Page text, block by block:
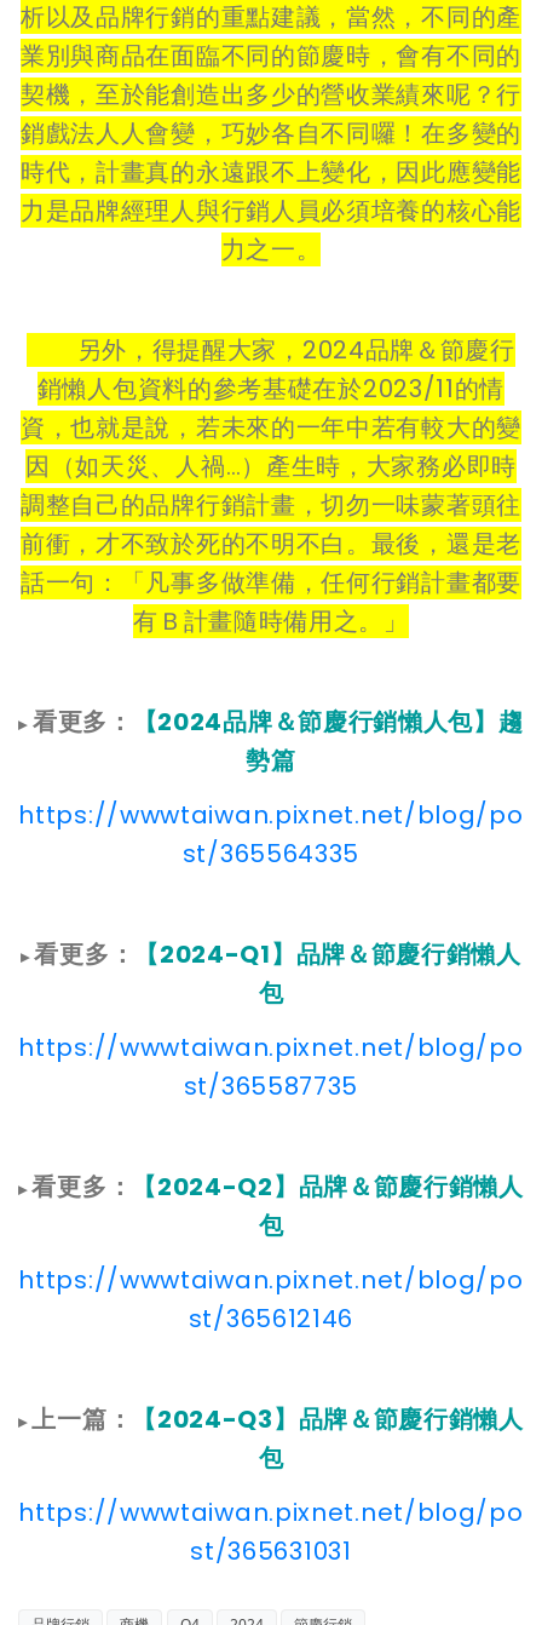
析以及品牌行銷的重點建議，當然，不同的產
業別與商品在面臨不同的節慶時，會有不同的
契機，至於能創造出多少的營收業績來呢？行
銷戲法人人會變，巧妙各自不同囉！在多變的
時代，計畫真的永遠跟不上變化，因此應變能
力是品牌經理人與行銷人員必須培養的核心能
力之一。
另外，得提醒大家， 2024品牌＆節慶行
銷懶人包資料的參考基礎在於2023/11的情
資，也就是說，若未來的一年中若有較大的變
因（如天災、人禍…）產生時，大家務必即時
調整自己的品牌行銷計畫，切勿一味蒙著頭往
前衝，才不致於死的不明不白。最後，還是老
話一句：「凡事多做準備，任何行銷計畫都要
有Ｂ計畫隨時備用之。」
▸ 看更多：
【2024品牌＆節慶行銷懶人包】趨
勢篇
https://wwwtaiwan.pixnet.net/blog/po
st/365564335
▸看更多：
【2024-Q1】品牌＆節慶行銷懶人
包
https://wwwtaiwan.pixnet.net/blog/po
st/365587735
▸看更多：
【2024-Q2】品牌＆節慶行銷懶人
包
https://wwwtaiwan.pixnet.net/blog/po
st/365612146
▸上一篇：
【2024-Q3】品牌＆節慶行銷懶人
包
https://wwwtaiwan.pixnet.net/blog/po
st/365631031